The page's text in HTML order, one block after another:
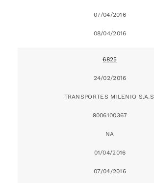
07/04/2016
08/04/2016
6825
24/02/2016
TRANSPORTES MILENIO
9006100367
NA
01/04/2016
07/04/2016